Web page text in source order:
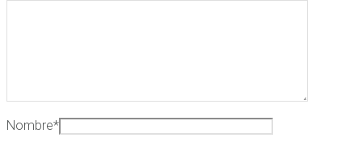
Nombre*